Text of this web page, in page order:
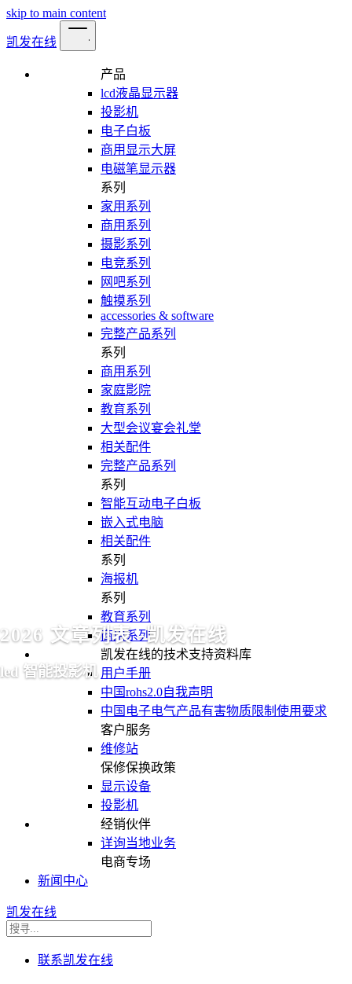
skip to main content
凯发在线
产品
lcd液晶显示器
投影机
电子白板
商用显示大屏
电磁笔显示器
系列
家用系列
商用系列
摄影系列
电竞系列
网吧系列
触摸系列
accessories & software
完整产品系列
系列
商用系列
家庭影院
教育系列
大型会议宴会礼堂
相关配件
完整产品系列
系列
智能互动电子白板
嵌入式电脑
相关配件
系列
海报机
系列
教育系列
商用系列
2026 文章列表 -凯发在线
led 智能投影机
凯发在线的技术支持资料库
用户手册
中国rohs2.0自我声明
中国电子电气产品有害物质限制使用要求
客户服务
维修站
保修保换政策
显示设备
投影机
经销伙伴
详询当地业务
电商专场
新闻中心
凯发在线
联系凯发在线